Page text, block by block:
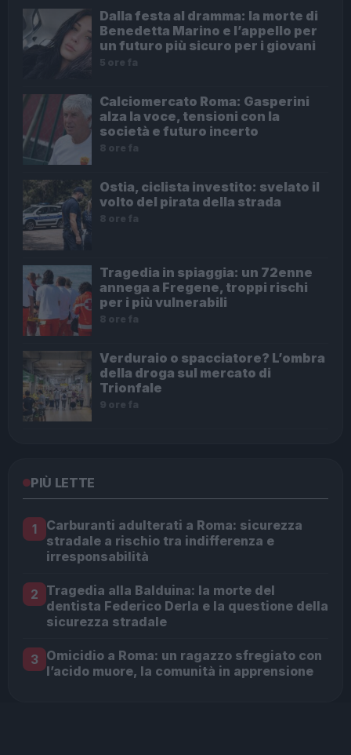
Dalla festa al dramma: la morte di
Benedetta Marino e l’appello per
un futuro più sicuro per i giovani
5 ore fa
Calciomercato Roma: Gasperini
alza la voce, tensioni con la
società e futuro incerto
8 ore fa
Ostia, ciclista investito: svelato il
volto del pirata della strada
8 ore fa
Tragedia in spiaggia: un 72enne
annega a Fregene, troppi rischi
per i più vulnerabili
8 ore fa
Verduraio o spacciatore? L’ombra
della droga sul mercato di
Trionfale
9 ore fa
PIÙ LETTE
1
Carburanti adulterati a Roma: sicurezza
stradale a rischio tra indifferenza e
irresponsabilità
2 Tragedia alla Balduina: la morte del
dentista Federico Derla e la questione della
sicurezza stradale
3 Omicidio a Roma: un ragazzo sfregiato con
l’acido muore, la comunità in apprensione